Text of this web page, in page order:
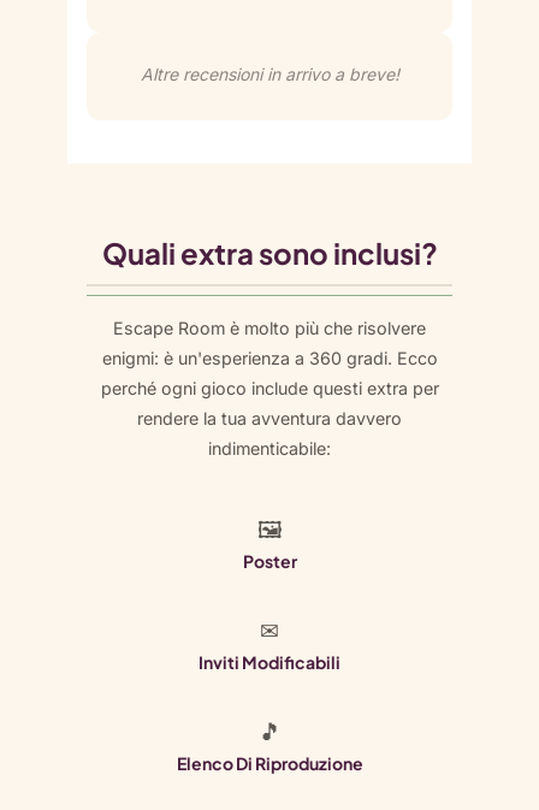
Altre recensioni in arrivo a breve!
Quali extra sono inclusi?
Escape Room è molto più che risolvere
enigmi: è un'esperienza a 360 gradi. Ecco
perché ogni gioco include questi extra per
rendere la tua avventura davvero
indimenticabile:
🖼
Poster
✉
Inviti Modificabili
🎵
Elenco Di Riproduzione